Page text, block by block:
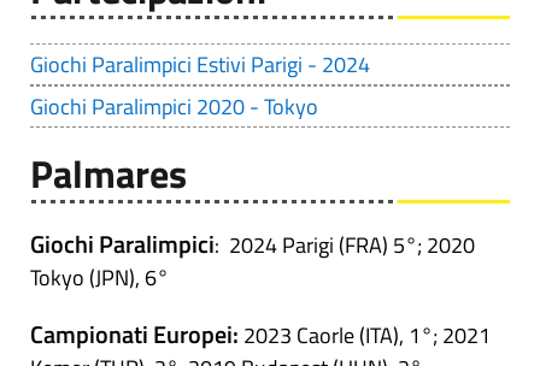
Giochi Paralimpici Estivi Parigi - 2024
Giochi Paralimpici 2020 - Tokyo
Palmares
Giochi Paralimpici: 2024 Parigi (FRA) 5°; 2020
Tokyo (JPN), 6°
Campionati Europei: 2023 Caorle (ITA), 1°; 2021